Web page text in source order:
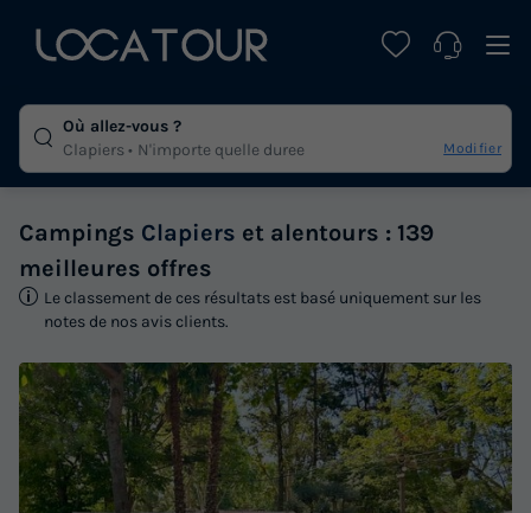
Où allez-vous ?
Clapiers
N'importe quelle duree Modifier
Campings Clapiers et alentours : 139
meilleures offres
Le classement de ces résultats est basé uniquement sur les
notes de nos avis clients.